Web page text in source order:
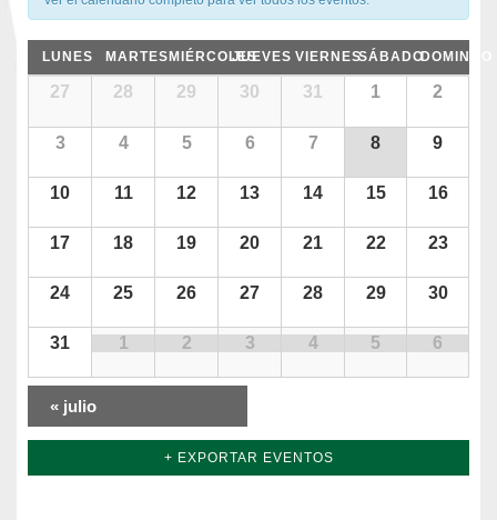
Calendario
de
Eventos
Calendario
LUNES MARTES MIÉRCOLESJUEVES VIERNESSÁBADODOMINGO
27 28 29 30 31 1 2
3 4 5 6 7 8 9
10 11 12 13 14 15 16
17 18 19 20 21 22 23
24 25 26 27 28 29 30
31 1 2 3 4 5 6
« julio
+ EXPORTAR EVENTOS